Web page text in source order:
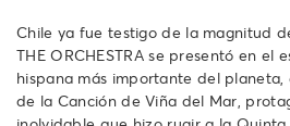
Chile ya fue testigo de la magnitud
THE ORCHESTRA se presentó en el
hispana más importante del
de la Canción de Viña del Mar,